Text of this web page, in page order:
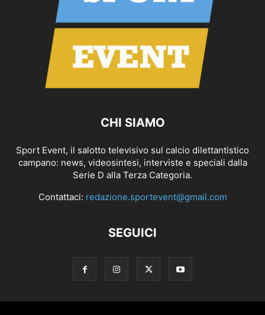
CHI SIAMO
Sport Event, il salotto televisivo sul calcio dilettantistico
campano: news, videosintesi, interviste e speciali dalla
Serie D alla Terza Categoria.
Contattaci: redazione.sportevent@gmail.com
SEGUICI